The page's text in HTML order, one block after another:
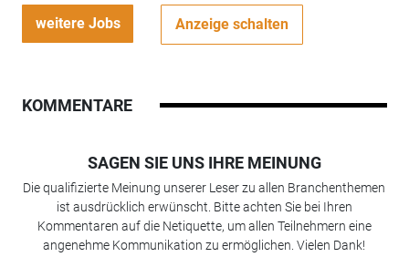
weitere Jobs Anzeige schalten
KOMMENTARE
SAGEN SIE UNS IHRE MEINUNG
Die qualifizierte Meinung unserer Leser zu allen Branchenthemen
ist ausdrücklich erwünscht. Bitte achten Sie bei Ihren
Kommentaren auf die Netiquette, um allen Teilnehmern eine
angenehme Kommunikation zu ermöglichen. Vielen Dank!